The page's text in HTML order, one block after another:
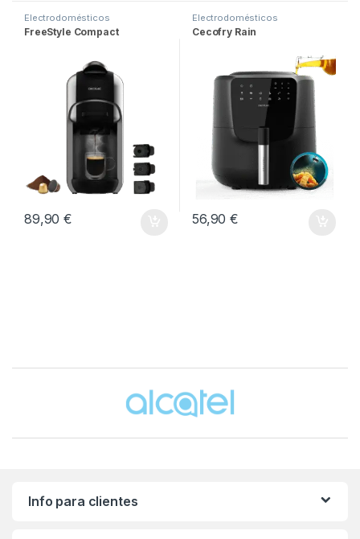
Electrodomésticos
FreeStyle Compact
89,90€
Electrodomésticos
Cecofry Rain
56,90€
Brands Carousel
Info para clientes